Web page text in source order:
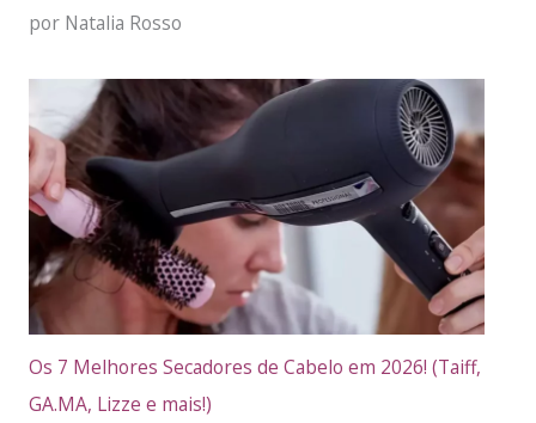
por Natalia Rosso
Os 7 Melhores Secadores de Cabelo em 2026! (Taiff,
GA.MA, Lizze e mais!)